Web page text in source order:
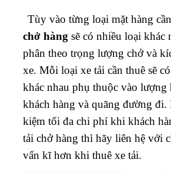
Tùy vào từng loại mặt hàng
chở hàng sẽ có nhiều loại khác
phân theo trọng lượng chở và
xe. Mỗi loại xe tải cần thuê sẽ
khác nhau phụ thuộc vào lượng
khách hàng và quãng đường đi.
kiệm tối đa chi phí khi khách
tải chở hàng thì hãy liên hệ với
vấn kĩ hơn khi thuê xe tải.